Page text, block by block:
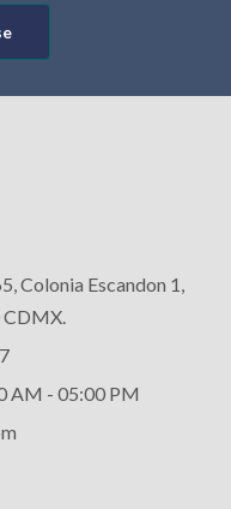
Colonia Escandon 1,
CDMX.
AM - 05:00 PM